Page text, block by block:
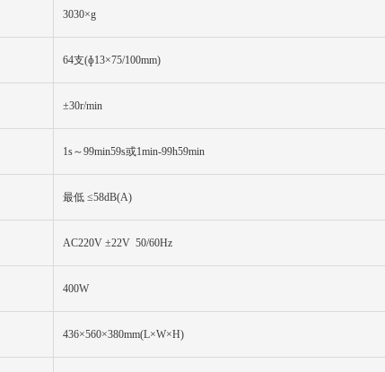
3030×g
64支(ɸ13×75/100mm)
±30r/min
1s～99min59s或1min-99h59min
最低 ≤58dB(A)
AC220V ±22V 50/60Hz
400W
436×560×380mm(L×W×H)